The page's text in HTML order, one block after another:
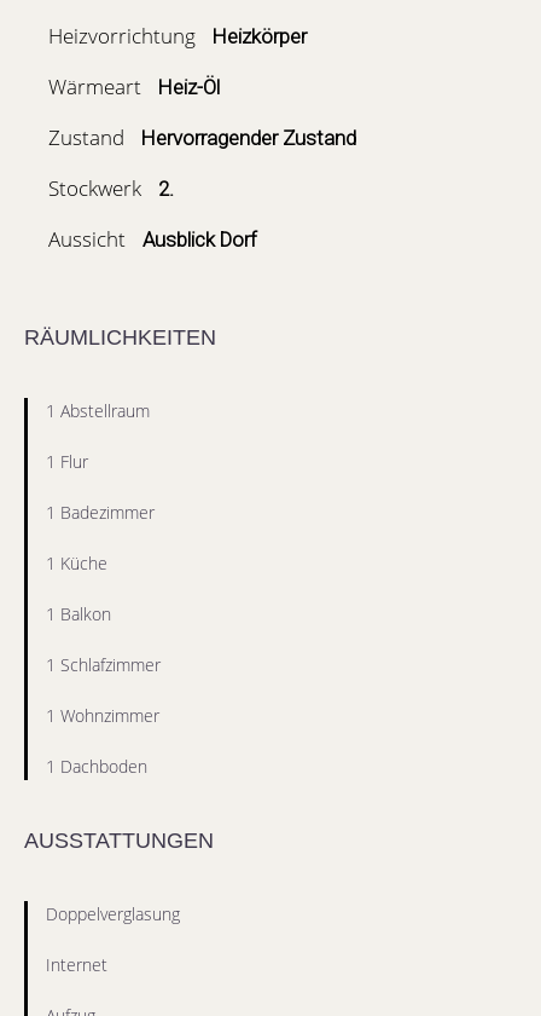
Heizvorrichtung Heizkörper
Wärmeart Heiz-Öl
Zustand Hervorragender Zustand
Stockwerk 2.
Aussicht Ausblick Dorf
RÄUMLICHKEITEN
1 Abstellraum
1 Flur
1 Badezimmer
1 Küche
1 Balkon
1 Schlafzimmer
1 Wohnzimmer
1 Dachboden
AUSSTATTUNGEN
Doppelverglasung
Internet